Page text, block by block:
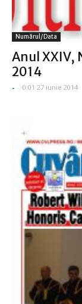
Numărul/data
Anul XXIV,
2014
- - 0:01 27 iunie 2014